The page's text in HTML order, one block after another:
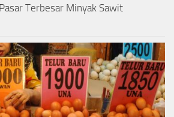
Terbesar Minyak Sawit